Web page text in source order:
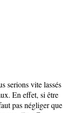
serions vite lassés
En effet, si être
pas négliger que